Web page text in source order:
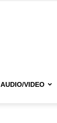
AUDIO/VIDEO